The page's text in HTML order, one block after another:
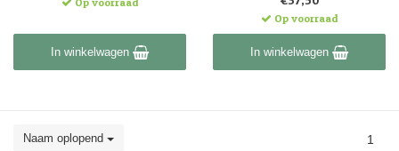
In winkelwagen
Op voorraad
In winkelwagen
Naam oplopend 1